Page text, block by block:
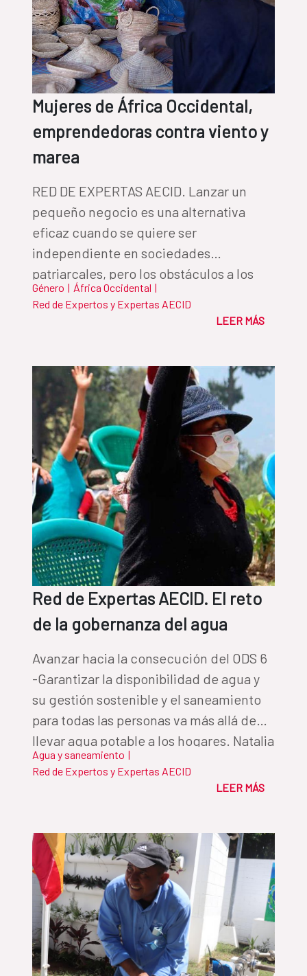
Mujeres de África Occidental,
emprendedoras contra viento y
marea
RED DE EXPERTAS AECID. Lanzar un
pequeño negocio es una alternativa
eficaz cuando se quiere ser
independiente en sociedades
patriarcales, pero los obstáculos a los
que se enfrentan las pequeñas
empresarias del continente son
Género | África Occidental |
Red de Expertos y Expertas AECID
LEER MÁS
Red de Expertas AECID. El reto
de la gobernanza del agua
Avanzar hacia la consecución del ODS 6
-Garantizar la disponibilidad de agua y
su gestión sostenible y el saneamiento
para todas las personas va más allá de
llevar agua potable a los hogares. Natalia
Gullón, del Fondo de Cooperación para
el Agua y Saneamiento de la
gobernanza del agua para alcanzar el
ODS 6.
Agua y saneamiento |
Red de Expertos y Expertas AECID
LEER MÁS